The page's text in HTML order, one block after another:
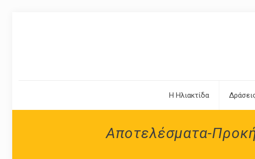
Η Ηλιακτίδα
Αποτελέσματα-